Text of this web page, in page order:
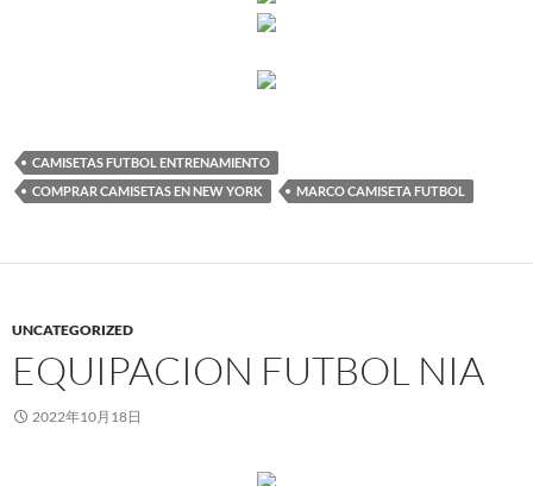
CAMISETAS FUTBOL ENTRENAMIENTO
COMPRAR CAMISETAS EN NEW YORK
MARCO CAMISETA FUTBOL
UNCATEGORIZED
EQUIPACION FUTBOL NIA
2022年10月18日